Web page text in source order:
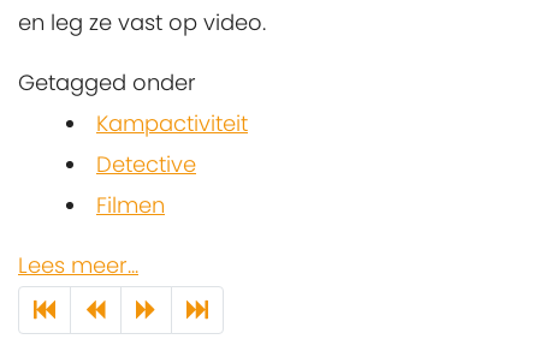
en leg ze vast op video.
Getagged onder
Kampactiviteit
Detective
Filmen
Lees meer...